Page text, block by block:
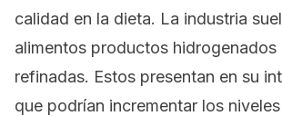
calidad en la dieta. La industria
alimentos productos hidrogenados
refinadas. Estos presentan en su
que podrían incrementar los